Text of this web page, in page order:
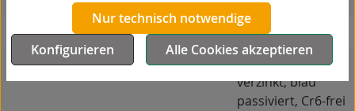
Material Gehäuse
Stahlblech
Oberfläche Gehäuse
galvanisch
verzinkt, blau
passiviert, Cr6-frei
Nur technisch notwendige
Konfigurieren
Alle Cookies akzeptieren